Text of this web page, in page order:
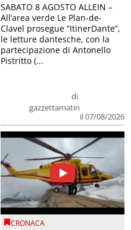
di
gazzettamatin
il 07/08/2026
SABATO 8 AGOSTO ALLEIN –
All’area verde Le Plan-de-
Clavel prosegue “ItinerDante”,
le letture dantesche, con la
partecipazione di Antonello
Pistritto (...
CRONACA